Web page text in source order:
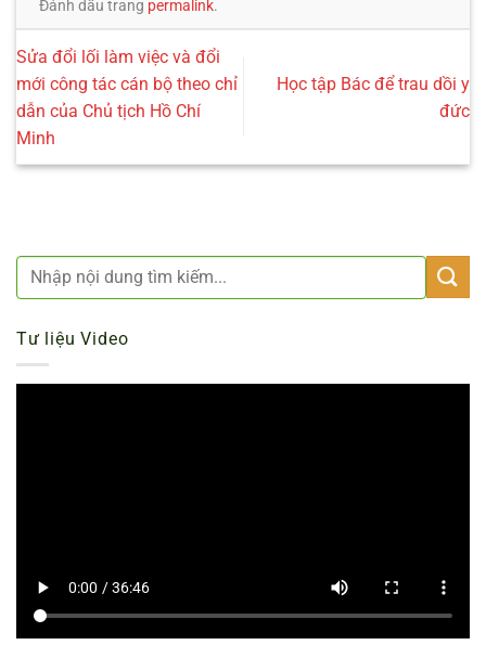
Đánh dấu trang permalink.
Sửa đổi lối làm việc và đổi
mới công tác cán bộ theo chỉ
dẫn của Chủ tịch Hồ Chí
Minh
Học tập Bác để trau dồi y
đức
Tư liệu Video